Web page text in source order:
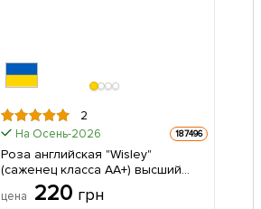
2
На Осень-2026 187496
Роза английская "Wisley"
(саженец класса АА+) высший
сорт 1 саженец в упаковке
цена 220 грн